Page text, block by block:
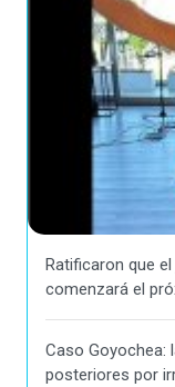
Ratificaron que
comenzará el
Caso Goyochea:
posteriores por